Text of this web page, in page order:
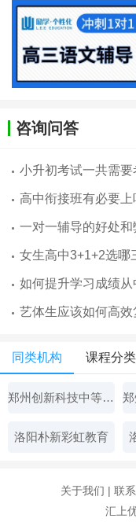
咨询问答
小升初考试一共需要
高中衔接班有必要上
一对一辅导的好处
女生高中3+1+2选哪
如何提升学习成绩从
艺体生应该如何高效
同类机构 课程分类
郑州创新科技中等专业学校
洛阳朴新彩虹教育
关于我们 | 联
汇上